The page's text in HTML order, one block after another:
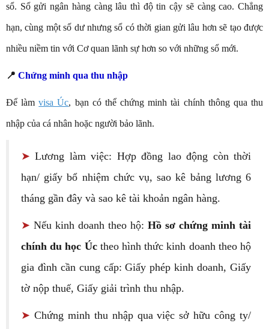
sổ. Sổ gửi ngân hàng càng lâu thì độ tin cậy sẽ càng cao. Chẳng
hạn, cùng một số dư nhưng sổ có thời gian gửi lâu hơn sẽ tạo được
nhiều niềm tin với Cơ quan lãnh sự hơn so với những sổ mới.
📍 Chứng minh qua thu nhập
Để làmvisa Úc, bạn có thể chứng minh tài chính thông qua thu
nhập của cá nhân hoặc người bảo lãnh.
➤ Lương làm việc: Hợp đồng lao động còn thời
hạn/ giấy bổ nhiệm chức vụ, sao kê bảng lương 6
tháng gần đây và sao kê tài khoản ngân hàng.
➤ Nếu kinh doanh theo hộ: Hồ sơ chứng minh tài
chính du học Úctheo hình thức kinh doanh theo hộ
gia đình cần cung cấp: Giấy phép kinh doanh, Giấy
tờ nộp thuế, Giấy giải trình thu nhập.
➤ Chứng minh thu nhập qua việc sở hữu công ty/